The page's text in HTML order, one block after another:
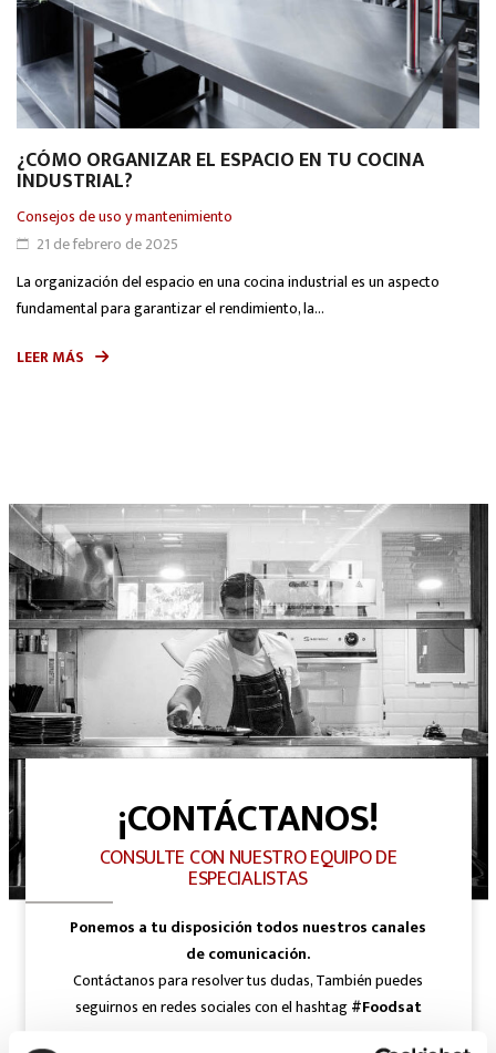
¿CÓMO ORGANIZAR EL ESPACIO EN TU COCINA
INDUSTRIAL?
Consejos de uso y mantenimiento
21 de febrero de 2025
La organización del espacio en una cocina industrial es un aspecto
fundamental para garantizar el rendimiento, la...
LEER MÁS
¡CONTÁCTANOS!
CONSULTE CON NUESTRO EQUIPO DE
ESPECIALISTAS
Ponemos a tu disposición todos nuestros canales
de comunicación.
Contáctanos para resolver tus dudas, También puedes
seguirnos en redes sociales con el hashtag#Foodsat